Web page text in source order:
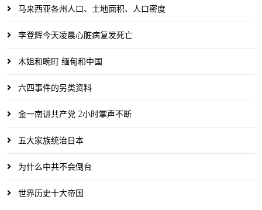
马来西亚各州人口、土地面积、人口密度
李登辉今天凌晨心脏病复发死亡
木姐和畹町 缅甸和中国
六四事件的另类资料
金一南讲共产党 2小时掌声不断
五大家族统治日本
为什么中共不会倒台
世界历史十大帝国